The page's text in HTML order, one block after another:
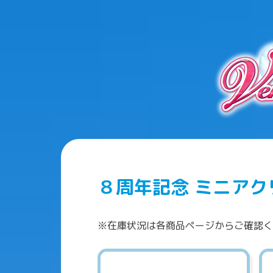
８周年記念 ミニア
※在庫状況は各商品ページからご確認